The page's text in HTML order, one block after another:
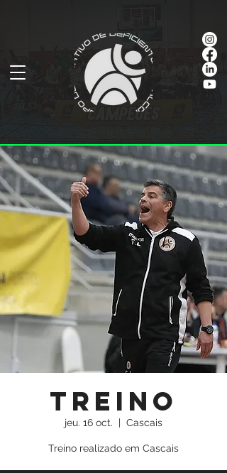
Treino
jeu. 16 oct.
  |
Cascais
Treino realizado em Cascais